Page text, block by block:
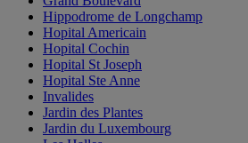
Hippodrome de Longchamp
Hopital Americain
Hopital Cochin
Hopital St Joseph
Hopital Ste Anne
Invalides
Jardin des Plantes
Jardin du Luxembourg